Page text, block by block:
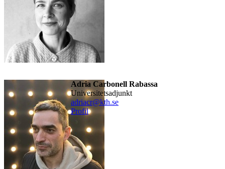
Adria Carbonell Rabassa
universitetsadjunkt
adriacr@kth.se
Profil